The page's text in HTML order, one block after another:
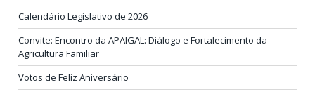
Calendário Legislativo de 2026
Convite: Encontro da APAIGAL: Diálogo e Fortalecimento da
Agricultura Familiar
Votos de Feliz Aniversário